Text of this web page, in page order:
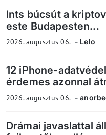
Ints búcsút a
este Budapesten...
2026. augusztus 06. Lelo
12 iPhone-
érdemes azonnal
2026. augusztus 06.
Drámai javaslattal